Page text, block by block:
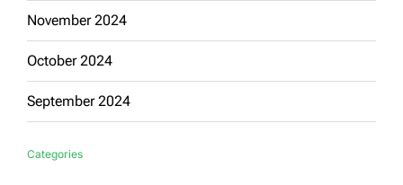
November 2024
October 2024
September 2024
Categories